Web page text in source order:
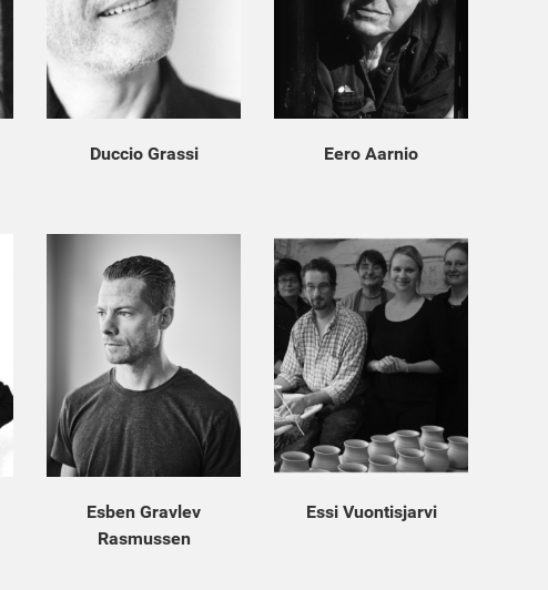
Duccio Grassi Eero Aarnio
Esben Gravlev
Rasmussen
Essi Vuontisjarvi